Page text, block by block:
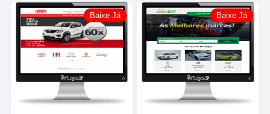
Baixe Já Baixe Já